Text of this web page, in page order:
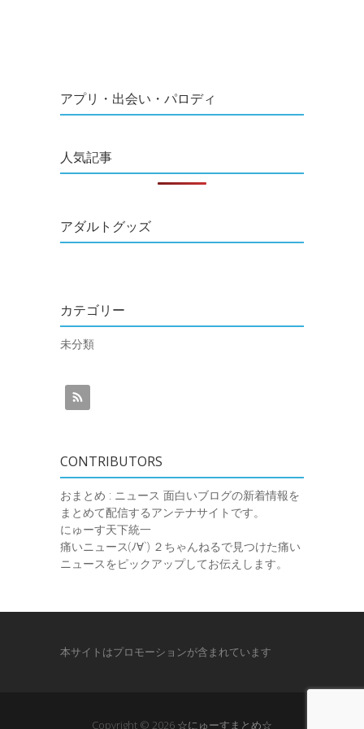
アプリ・出会い・パロディ
人気記事
アダルトグッズ
カテゴリー
未分類
CONTRIBUTORS
おまとめ : ニュース 面白いブログの新着情報を
まとめて配信するアンテナサイトです。
にゅーす天下統一
痛いニュース(ﾉ∀`) ２ちゃんねるで見つけた痛い
ニュースをピックアップしてお伝えします。
本サイトはプロモーションが含まれています
Copyright © 2026 ☆にゅーすまとめ☆